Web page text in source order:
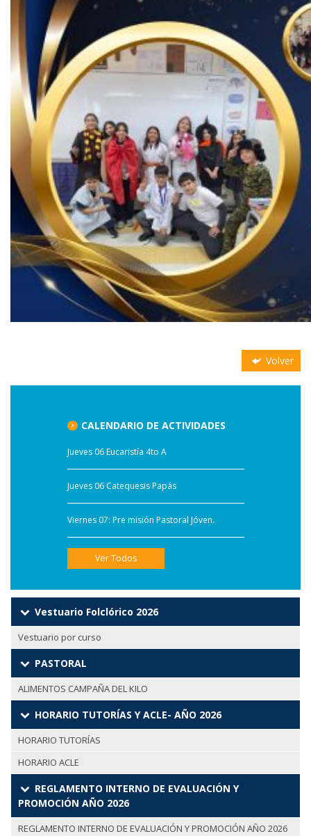
Volver
CALENDARIO DE ACTIVIDADES
Jueves 06 Eucaristía 4to A
Jueves 06 Catequesis Papás
Viernes 07: Pre misión Pastoral Jóven.
Ver Todos
Vestuario Folclórico 2026
Vestuario por curso
PASTORAL
ALIMENTOS CAMPAÑA DEL KILO
HORARIO TUTORÍAS Y ACLE- AÑO 2026
HORARIO TUTORÍAS
HORARIO ACLE
REGLAMENTO INTERNO DE EVALUACIÓN Y
PROMOCIÓN AÑO 2026
REGLAMENTO INTERNO DE EVALUACIÓN Y PROMOCIÓN AÑO 2026